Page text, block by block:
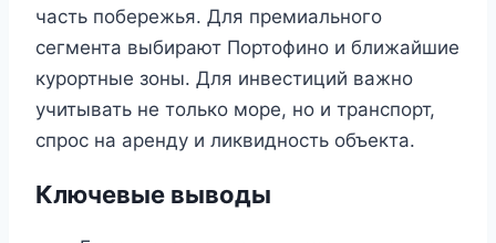
часть побережья. Для премиального
сегмента выбирают Портофино и ближайшие
курортные зоны. Для инвестиций важно
учитывать не только море, но и транспорт,
спрос на аренду и ликвидность объекта.
Ключевые выводы